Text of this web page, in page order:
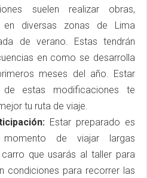
suelen realizar obras,
diversas zonas de Lima
de verano. Estas tendrán
en como se desarrolla
meses del año. Estar
de estas modificaciones te
tu ruta de viaje.
Estar preparado es
de viajar largas
que usarás al taller para
condiciones para recorrer las